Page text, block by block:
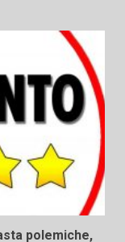
polemiche,